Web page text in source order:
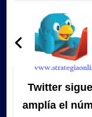
de
entradas
Twitter
amplía el